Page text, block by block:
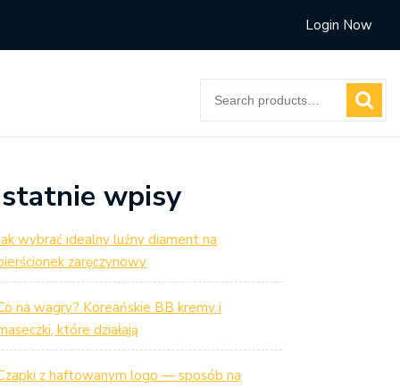
Login Now
for:
wpisy
wybrać idealny luźny diament na
zaręczynowy
na wagry? Koreańskie BB kremy i
które działają
z haftowanym logo — sposób na